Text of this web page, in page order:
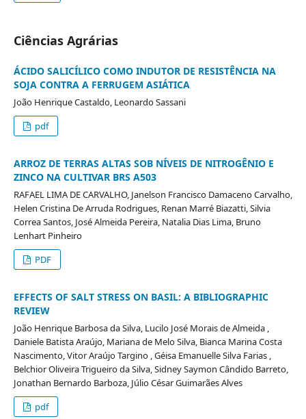
Ciências Agrárias
ÁCIDO SALICÍLICO COMO INDUTOR DE RESISTÊNCIA NA
SOJA CONTRA A FERRUGEM ASIÁTICA
João Henrique Castaldo, Leonardo Sassani
pdf
ARROZ DE TERRAS ALTAS SOB NÍVEIS DE NITROGÊNIO E
ZINCO NA CULTIVAR BRS A503
RAFAEL LIMA DE CARVALHO, Janelson Francisco Damaceno Carvalho,
Helen Cristina De Arruda Rodrigues, Renan Marré Biazatti, Silvia
Correa Santos, José Almeida Pereira, Natalia Dias Lima, Bruno
Lenhart Pinheiro
PDF
EFFECTS OF SALT STRESS ON BASIL: A BIBLIOGRAPHIC
REVIEW
João Henrique Barbosa da Silva, Lucilo José Morais de Almeida ,
Daniele Batista Araújo, Mariana de Melo Silva, Bianca Marina Costa
Nascimento, Vitor Araújo Targino , Géisa Emanuelle Silva Farias ,
Belchior Oliveira Trigueiro da Silva, Sidney Saymon Cândido Barreto,
Jonathan Bernardo Barboza, Júlio César Guimarães Alves
pdf